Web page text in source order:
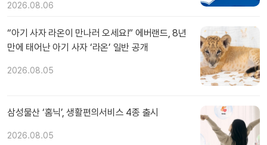
2026.08.06
“아기 사자 라온이 만나러 오세요!” 에버랜드, 8년
만에 태어난 아기 사자 ‘라온’ 일반 공개
2026.08.05
삼성물산 ‘홈닉’, 생활편의서비스 4종 출시
2026.08.05